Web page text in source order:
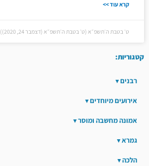
קרא עוד >>
ט׳ בטבת ה׳תשפ״א (ט׳ בטבת ה׳תשפ״א (דצמבר 24, 2020))
קטגוריות:
רבנים
אירועים מיוחדים
אמונה מחשבה ומוסר
גמרא
הלכה